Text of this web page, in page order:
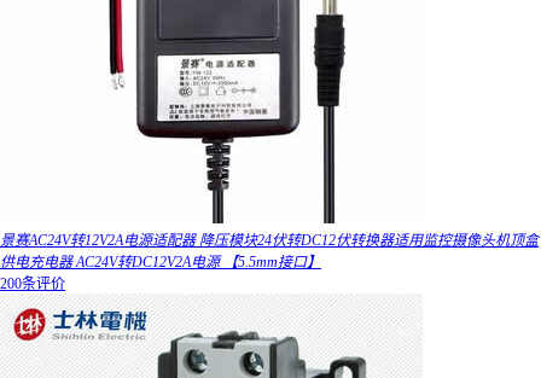
景赛AC24V转12V2A电源适配器 降压模块24伏转DC12伏转换器适用监控摄像头机顶盒
供电充电器 AC24V转DC12V2A电源 【5.5mm接口】
200条评价